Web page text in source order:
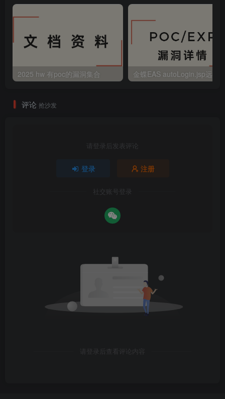
2025 hw 有poc的漏洞集合
评论 抢沙发
请登录后发表评论
登录 注册
社交账号登录
请登录后查看评论内容